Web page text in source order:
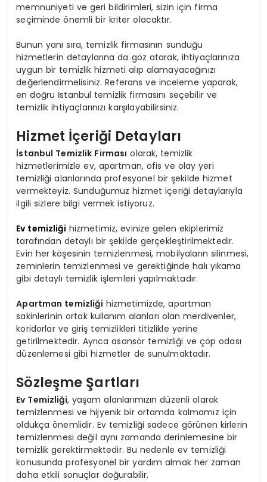
memnuniyeti ve geri bildirimleri, sizin için firma
seçiminde önemli bir kriter olacaktır.
Bunun yanı sıra, temizlik firmasının sunduğu
hizmetlerin detaylarına da göz atarak, ihtiyaçlarınıza
uygun bir temizlik hizmeti alıp alamayacağınızı
değerlendirmelisiniz. Referans ve inceleme yaparak,
en doğru İstanbul temizlik firmasını seçebilir ve
temizlik ihtiyaçlarınızı karşılayabilirsiniz.
Hizmet İçeriği Detayları
İstanbul Temizlik Firması olarak, temizlik
hizmetlerimizle ev, apartman, ofis ve olay yeri
temizliği alanlarında profesyonel bir şekilde hizmet
vermekteyiz. Sunduğumuz hizmet içeriği detaylarıyla
ilgili sizlere bilgi vermek istiyoruz.
Ev temizliği hizmetimiz, evinize gelen ekiplerimiz
tarafından detaylı bir şekilde gerçekleştirilmektedir.
Evin her köşesinin temizlenmesi, mobilyaların silinmesi,
zeminlerin temizlenmesi ve gerektiğinde halı yıkama
gibi detaylı temizlik işlemleri yapılmaktadır.
Apartman temizliği hizmetimizde, apartman
sakinlerinin ortak kullanım alanları olan merdivenler,
koridorlar ve giriş temizlikleri titizlikle yerine
getirilmektedir. Ayrıca asansör temizliği ve çöp odası
düzenlemesi gibi hizmetler de sunulmaktadır.
Sözleşme Şartları
Ev Temizliği, yaşam alanlarımızın düzenli olarak
temizlenmesi ve hijyenik bir ortamda kalmamız için
oldukça önemlidir. Ev temizliği sadece görünen kirlerin
temizlenmesi değil aynı zamanda derinlemesine bir
temizlik gerektirmektedir. Bu nedenle ev temizliği
konusunda profesyonel bir yardım almak her zaman
daha etkili sonuçlar doğurabilir.